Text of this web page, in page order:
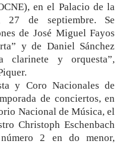
en el Palacio de la
27 de septiembre. Se
de José Miguel Fayos
y de Daniel Sánchez
clarinete y orquesta”,
y Coro Nacionales de
de conciertos, en
Nacional de Música, el
Christoph Eschenbach
2 en do menor,